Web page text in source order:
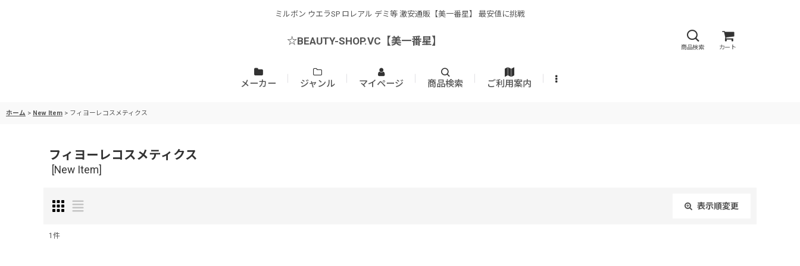
ミルボン ウエラSP ロレアル デミ等 激安通販【美一番星】 最安値に挑戦
☆BEAUTY-SHOP.VC【美一番星】
商品検索 カート
メーカー ジャンル マイページ 商品検索 ご利用案内
ホーム > New Item > フィヨーレコスメティクス
フィヨーレコスメティクス
New Item
表示順変更
1 件